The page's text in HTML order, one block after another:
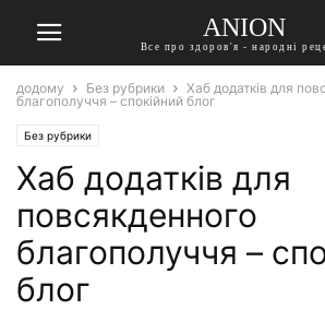
ANION
Все про здоров'я - народні
додому Без рубрики
Хаб додатків для
благополуччя – спокійний блог
Без рубрики
Хаб додатків для
повсякденного
благополуччя –
блог